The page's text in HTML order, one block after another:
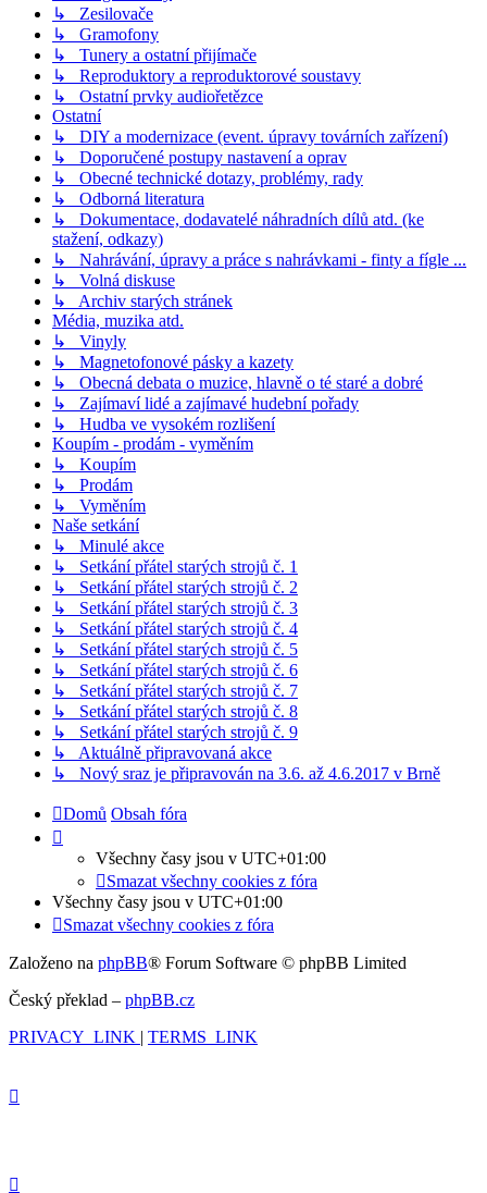
↳ Zesilovače
↳ Gramofony
↳ Tunery a ostatní přijímače
↳ Reproduktory a reproduktorové soustavy
↳ Ostatní prvky audiořetězce
Ostatní
↳ DIY a modernizace (event. úpravy továrních zařízení)
↳ Doporučené postupy nastavení a oprav
↳ Obecné technické dotazy, problémy, rady
↳ Odborná literatura
↳ Dokumentace, dodavatelé náhradních dílů atd. (ke
stažení, odkazy)
↳ Nahrávání, úpravy a práce s nahrávkami - finty a fígle ...
↳ Volná diskuse
↳ Archiv starých stránek
Média, muzika atd.
↳ Vinyly
↳ Magnetofonové pásky a kazety
↳ Obecná debata o muzice, hlavně o té staré a dobré
↳ Zajímaví lidé a zajímavé hudební pořady
↳ Hudba ve vysokém rozlišení
Koupím - prodám - vyměním
↳ Koupím
↳ Prodám
↳ Vyměním
Naše setkání
↳ Minulé akce
↳ Setkání přátel starých strojů č. 1
↳ Setkání přátel starých strojů č. 2
↳ Setkání přátel starých strojů č. 3
↳ Setkání přátel starých strojů č. 4
↳ Setkání přátel starých strojů č. 5
↳ Setkání přátel starých strojů č. 6
↳ Setkání přátel starých strojů č. 7
↳ Setkání přátel starých strojů č. 8
↳ Setkání přátel starých strojů č. 9
↳ Aktuálně připravovaná akce
↳ Nový sraz je připravován na 3.6. až 4.6.2017 v Brně
Domů Obsah fóra
Všechny časy jsou v UTC+01:00
Smazat všechny cookies z fóra
Všechny časy jsou v UTC+01:00
Smazat všechny cookies z fóra
Založeno na phpBB® Forum Software © phpBB Limited
Český překlad – phpBB.cz
PRIVACY_LINK | TERMS_LINK